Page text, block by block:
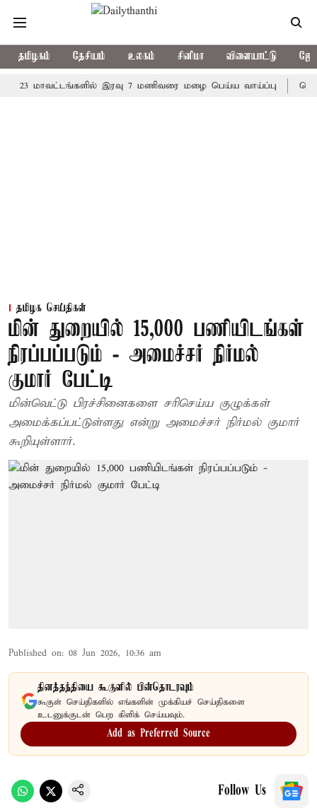
தமிழகம் தேசியம் உலகம் சினிமா விளையாட்டு
மாவட்டங்களில் இரவு 7 மணிவரை மழை பெய்ய வாய்ப்பு கொரிய
தமிழக செய்திகள்
மின் துறையில் 15,000 பணியிடங்கள்
நிரப்பப்படும் - அமைச்சர் நிர்மல்
குமார் பேட்டி
மின்வெட்டு பிரச்சினைகளை சரிசெய்ய குழுக்கள்
அமைக்கப்பட்டுள்ளது என்று அமைச்சர் நிர்மல் குமார்
கூறியுள்ளார்.
Published on: 08 Jun 2026, 10:36 am
தினத்தந்தியை கூகுளில் பின்தொடரவும்
கூகுள் செய்திகளில் எங்களின் முக்கியச் செய்திகளை
உடனுக்குடன் பெற கிளிக் செய்யவும்.
Add as Preferred Source
Follow Us